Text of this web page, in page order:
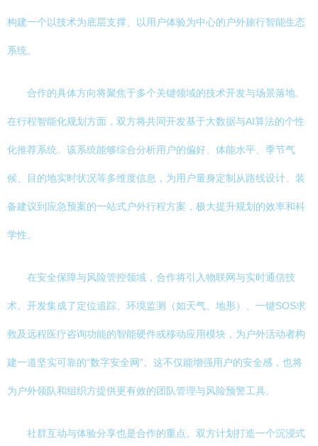
构建一个以技术为底层支撑、以用户体验为中心的户外旅行智能生态
系统。
合作的具体方向将聚焦于多个关键领域的技术开发与场景落地。
在行程智能化规划方面，双方将共同开发基于大数据与AI算法的个性
化推荐系统。该系统能够综合分析用户的偏好、体能水平、季节气
候、目的地实时状况等多维度信息，为用户量身定制从路线设计、装
备建议到应急预案的一站式户外行程方案，极大提升规划的效率和科
学性。
在安全保障与风险管控领域，合作将引入物联网与实时通信技
术。开发集成了定位追踪、环境监测（如天气、地形）、一键SOS求
救及远程医疗咨询功能的智能硬件或移动应用模块，为户外活动者构
建一道坚实可靠的“数字安全网”。这不仅能增强用户的安全感，也将
为户外领队和组织方提供更有效的团队管理与风险预警工具。
社群互动与体验分享也是合作的重点。双方计划打造一个沉浸式